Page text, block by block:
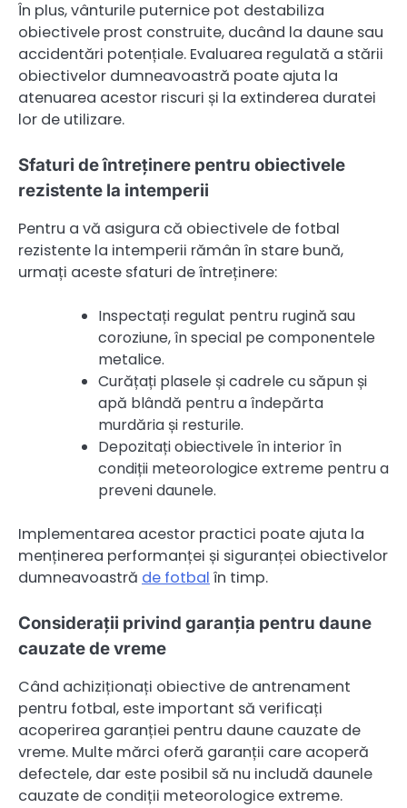
În plus, vânturile puternice pot destabiliza
obiectivele prost construite, ducând la daune sau
accidentări potențiale. Evaluarea regulată a stării
obiectivelor dumneavoastră poate ajuta la
atenuarea acestor riscuri și la extinderea duratei
lor de utilizare.
Sfaturi de întreținere pentru obiectivele
rezistente la intemperii
Pentru a vă asigura că obiectivele de fotbal
rezistente la intemperii rămân în stare bună,
urmați aceste sfaturi de întreținere:
Inspectați regulat pentru rugină sau
coroziune, în special pe componentele
metalice.
Curățați plasele și cadrele cu săpun și
apă blândă pentru a îndepărta
murdăria și resturile.
Depozitați obiectivele în interior în
condiții meteorologice extreme pentru a
preveni daunele.
Implementarea acestor practici poate ajuta la
menținerea performanței și siguranței obiectivelor
dumneavoastră de fotbal în timp.
Considerații privind garanția pentru daune
cauzate de vreme
Când achiziționați obiective de antrenament
pentru fotbal, este important să verificați
acoperirea garanției pentru daune cauzate de
vreme. Multe mărci oferă garanții care acoperă
defectele, dar este posibil să nu includă daunele
cauzate de condiții meteorologice extreme.